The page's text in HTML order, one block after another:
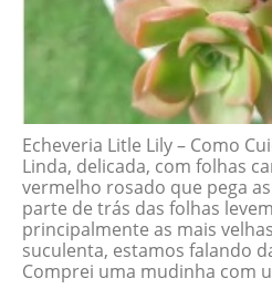
Echeveria Litle Lily – Como
Linda, delicada, com folhas
vermelho rosado que pega
parte de trás das folhas
principalmente as mais
suculenta, estamos falando
Comprei uma mudinha com